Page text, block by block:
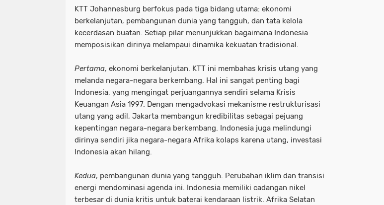
KTT Johannesburg berfokus pada tiga bidang utama: ekonomi
berkelanjutan, pembangunan dunia yang tangguh, dan tata kelola
kecerdasan buatan. Setiap pilar menunjukkan bagaimana Indonesia
memposisikan dirinya melampaui dinamika kekuatan tradisional.
Pertama, ekonomi berkelanjutan. KTT ini membahas krisis utang yang
melanda negara-negara berkembang. Hal ini sangat penting bagi
Indonesia, yang mengingat perjuangannya sendiri selama Krisis
Keuangan Asia 1997. Dengan mengadvokasi mekanisme restrukturisasi
utang yang adil, Jakarta membangun kredibilitas sebagai pejuang
kepentingan negara-negara berkembang. Indonesia juga melindungi
dirinya sendiri jika negara-negara Afrika kolaps karena utang, investasi
Indonesia akan hilang.
Kedua, pembangunan dunia yang tangguh. Perubahan iklim dan transisi
energi mendominasi agenda ini. Indonesia memiliki cadangan nikel
terbesar di dunia kritis untuk baterai kendaraan listrik. Afrika Selatan